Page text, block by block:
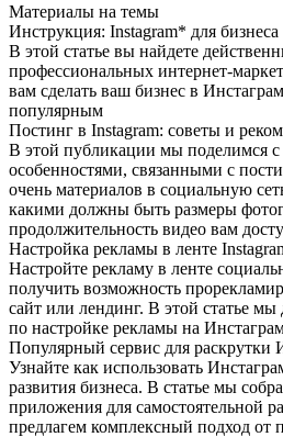
Материалы на темы
Инструкция: Instagram* для бизнеса
В этой статье вы найдете
профессиональных интернет-
вам сделать ваш бизнес в
популярным
Постинг в Instagram: советы и
В этой публикации мы поделимся
особенностями, связанными с
очень материалов в социальную
какими должны быть размеры
продолжительность видео вам
Настройка рекламы в ленте
Настройте рекламу в ленте
получить возможность
сайт или лендинг. В этой статье
по настройке рекламы на
Популярный сервис для раскрутки
Узнайте как использовать
развития бизнеса. В статье мы
приложения для самостоятельной
предлагем комплексный подход от